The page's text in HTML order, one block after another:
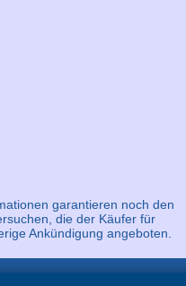
garantieren noch den
die der Käufer für
Ankündigung angeboten.